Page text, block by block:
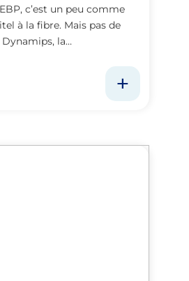
c’est un peu comme
à la fibre. Mais pas de
Dynamips, la…